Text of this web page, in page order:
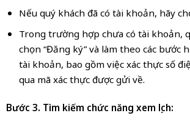
Nếu quý khách đã có tài khoản, hãy
Trong trường hợp chưa có tài khoản,
chọn “Đăng ký” và làm theo các bước
tài khoản, bao gồm việc xác thực số
qua mã xác thực được gửi về.
Bước 3. Tìm kiếm chức năng xem lịch: